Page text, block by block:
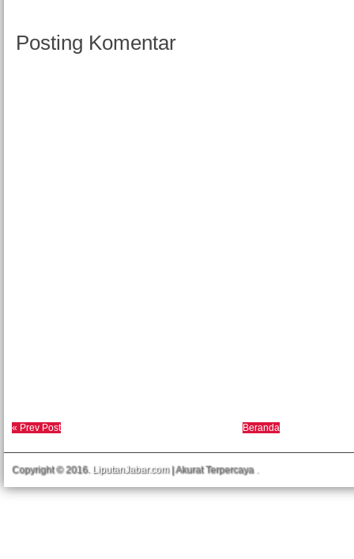
Posting Komentar
« Prev Post Beranda
Copyright © 2016. LiputanJabar.com| Akurat Terpercaya